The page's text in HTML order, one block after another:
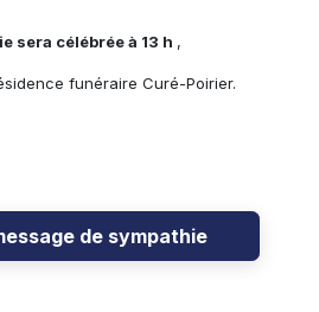
sera célébrée à 13 h ,
funéraire Curé-Poirier.
de sympathie